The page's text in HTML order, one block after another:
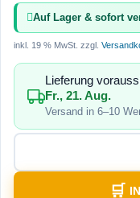
Auf Lager & sofort
inkl. 19 % MwSt. zzgl.
Lieferung
Fr., 21. Aug.
Versand in 6–10